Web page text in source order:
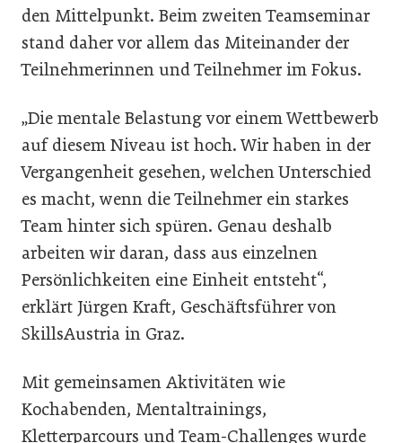
den Mittelpunkt. Beim zweiten Teamseminar
stand daher vor allem das Miteinander der
Teilnehmerinnen und Teilnehmer im Fokus.
„Die mentale Belastung vor einem Wettbewerb
auf diesem Niveau ist hoch. Wir haben in der
Vergangenheit gesehen, welchen Unterschied
es macht, wenn die Teilnehmer ein starkes
Team hinter sich spüren. Genau deshalb
arbeiten wir daran, dass aus einzelnen
Persönlichkeiten eine Einheit entsteht“,
erklärt Jürgen Kraft, Geschäftsführer von
SkillsAustria in Graz.
Mit gemeinsamen Aktivitäten wie
Kochabenden, Mentaltrainings,
Kletterparcours und Team-Challenges wurde